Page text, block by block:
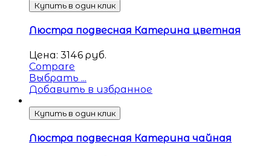
Купить в один клик
Люстра подвесная Катерина цветная
Цена: 3146 руб.
Compare
Выбрать ...
Добавить в избранное
Купить в один клик
Люстра подвесная Катерина чайная